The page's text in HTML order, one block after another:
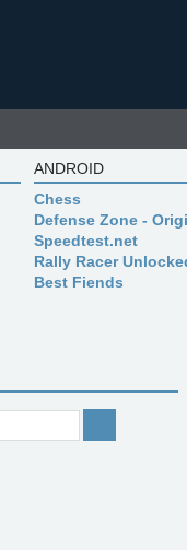
ANDROID
Chess
Defense Zone -
Speedtest.net
Rally Racer
Best Fiends